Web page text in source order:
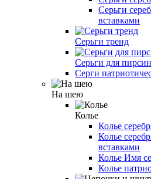
Серьги
вставками
Серьги тренд
Серьги для
Серги
На шею
Колье
Колье
Колье
вставками
Колье Имя
Колье